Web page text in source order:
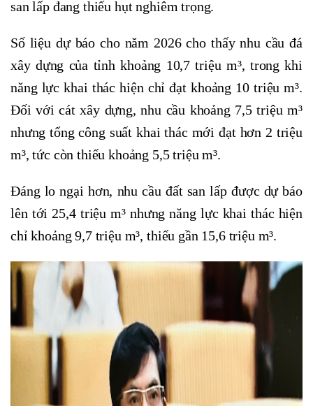
san lấp đang thiếu hụt nghiêm trọng.
Số liệu dự báo cho năm 2026 cho thấy nhu cầu đá
xây dựng của tỉnh khoảng 10,7 triệu m³, trong khi
năng lực khai thác hiện chỉ đạt khoảng 10 triệu m³.
Đối với cát xây dựng, nhu cầu khoảng 7,5 triệu m³
nhưng tổng công suất khai thác mới đạt hơn 2 triệu
m³, tức còn thiếu khoảng 5,5 triệu m³.
Đáng lo ngại hơn, nhu cầu đất san lấp được dự báo
lên tới 25,4 triệu m³ nhưng năng lực khai thác hiện
chỉ khoảng 9,7 triệu m³, thiếu gần 15,6 triệu m³.